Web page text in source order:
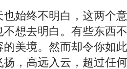
终不明白，这两个意
不想去明白。有些东西
的美境。然而却令你如
高远入云，超过任何